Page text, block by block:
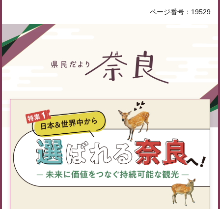
ページ番号：19529